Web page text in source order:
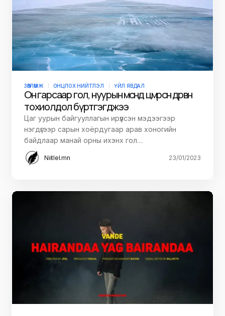
ЗӨВЛӨМЖ ОНЦЛОХ НИЙТЛЭЛ ҮЙЛ ЯВДАЛ
Он гарсаар гол, нуурын мөсөнд цөмөрсөн дөрвөн
тохиолдол бүртгэгджээ
Цаг уурын байгууллагын ирүүлсэн мэдээгээр
нэгдүгээр сарын хоёрдугаар арав хоногийн
байдлаар манай орны ихэнх гол…
Niitlel.mn 23/01/2023